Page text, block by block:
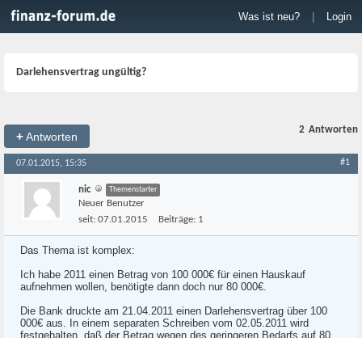
Was ist neu? Login
Darlehensvertrag ungültig?
+Antworten
2 Antworten
07.01.2015, 15:35 #1
nic Themenstarter
Neuer Benutzer
seit: 07.01.2015 Beiträge: 1
Das Thema ist komplex:
Ich habe 2011 einen Betrag von 100 000€ für einen Hauskauf
aufnehmen wollen, benötigte dann doch nur 80 000€.
Die Bank druckte am 21.04.2011 einen Darlehensvertrag über 100
000€ aus. In einem separaten Schreiben vom 02.05.2011 wird
festgehalten, daß der Betrag wegen des geringeren Bedarfs auf 80